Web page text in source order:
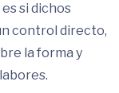
si dichos
control directo,
la forma y